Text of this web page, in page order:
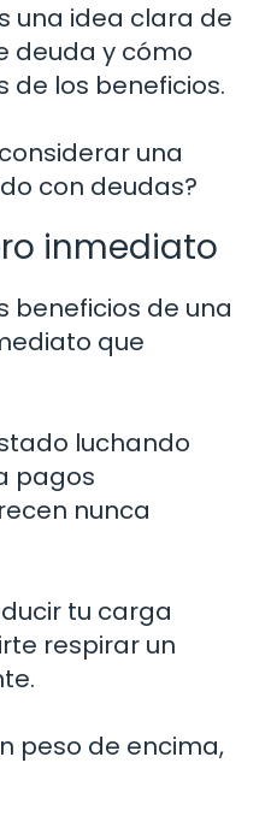
una idea clara de
deuda y cómo
de los beneficios.
una
con deudas?
inmediato
beneficios de una
que
luchando
pagos
nunca
tu carga
respirar un
peso de encima,